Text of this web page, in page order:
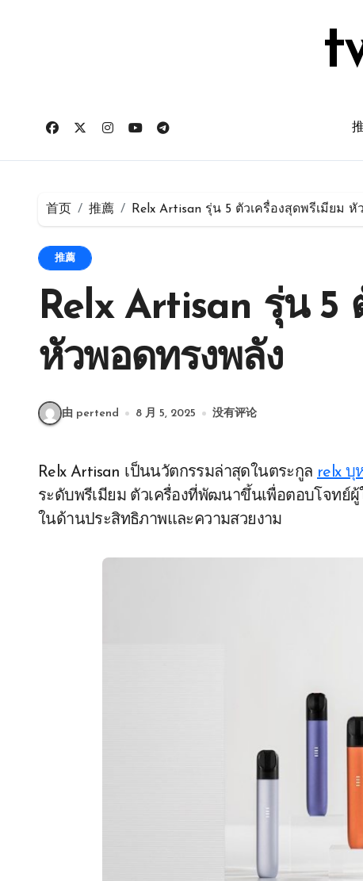
首页 推薦 Relx Artisan รุ่น 5 ตัวเครื่องสุดพรีเมียม
推薦
Relx Artisan รุ่น 5
หัวพอดทรงพลัง
由 pertend 8 月 5, 2025 没有评论
Relx Artisan เป็นนวัตกรรมล่าสุดในตระกูล relx บุ
ระดับพรีเมียม ตัวเครื่องที่พัฒนาขึ้นเพื่อตอบโจท
ในด้านประสิทธิภาพและความสวยงาม